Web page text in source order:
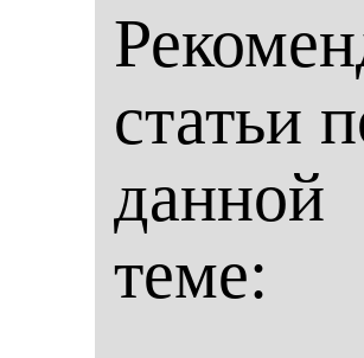
статьи
данной
теме: